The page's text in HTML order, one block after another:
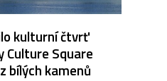
kulturní čtvrť
Culture Square
bílých kamenů